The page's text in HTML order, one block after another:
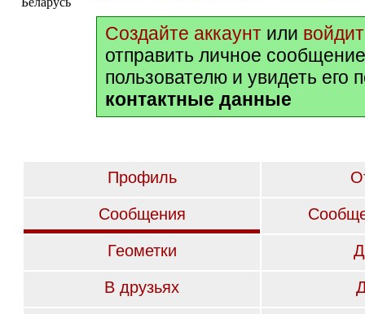
Создайте аккаунт или
отправить личное
пользователю и увидеть его
контактные данные
Профиль
Сообщения
Геометки
В друзьях